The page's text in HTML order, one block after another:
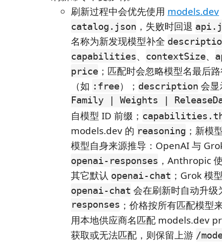
刷新过程中会优先使用 models.dev
catalog.json ，失败时回退
名称为新发现模型补全
capabilities、 contextSize、
price ；匹配时会忽略模型名最后
（如 :free）； description 会
Family | Weights |
自模型 ID 前缀；
models.dev 的 reasoning ；新模
模型自身来源推导：OpenAI 与
openai-responses ，Anthropic
其它默认 openai-chat ；Grok 模
openai-chat 会在刷新时自动升
responses ；价格按所有匹配模型
用本地供应商名匹配 models.dev
获取或无法匹配，则保留上游 /